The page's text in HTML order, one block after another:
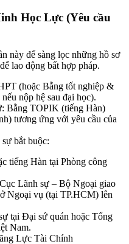
Học Lực (Yêu cầu
này để sàng lọc những hồ sơ
lao động bất hợp pháp.
(hoặc Bằng tốt nghiệp &
nộp hệ sau đại học).
Bằng TOPIK (tiếng Hàn)
tương ứng với yêu cầu của
bắt buộc:
tiếng Hàn tại Phòng công
Lãnh sự – Bộ Ngoại giao
Ngoại vụ (tại TP.HCM) lên
tại Đại sứ quán hoặc Tổng
Nam.
Lực Tài Chính